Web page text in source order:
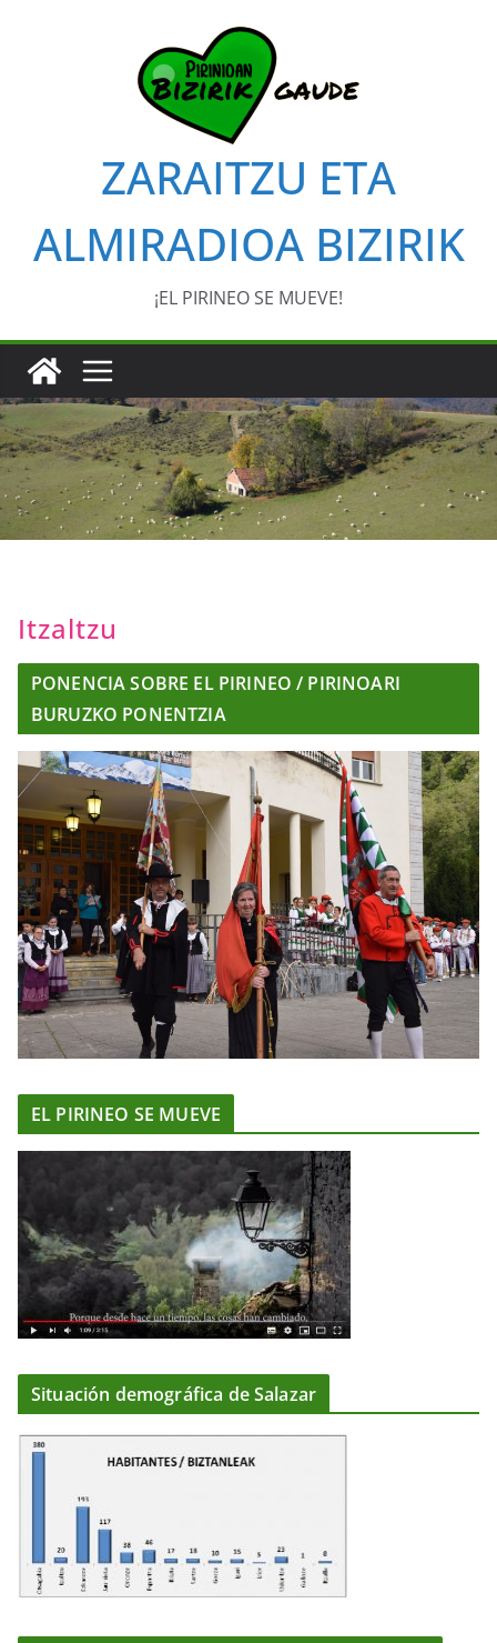
ZARAITZU ETA
ALMIRADIOA BIZIRIK
¡EL PIRINEO SE MUEVE!
Itzaltzu
PONENCIA SOBRE EL PIRINEO / PIRINOARI
BURUZKO PONENTZIA
EL PIRINEO SE MUEVE
Situación demográfica de Salazar